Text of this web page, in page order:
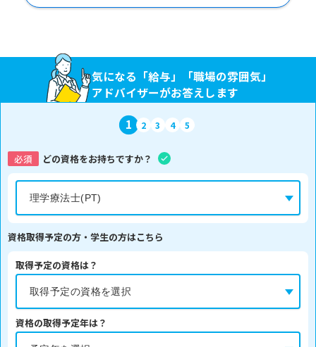
気になる「給与」「職場の雰囲気」
アドバイザーがお答えします
1 2 3 4 5
必須 どの資格をお持ちですか？
資格取得予定の方・学生の方はこちら
取得予定の資格は？
資格の取得予定年は？